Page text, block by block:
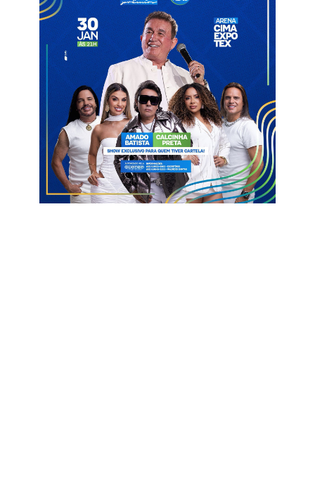
satisfação pelo novo equipamento público servindo à
população.
Informações com Assessoria
Ambulância Brejo dos Santos Luciene